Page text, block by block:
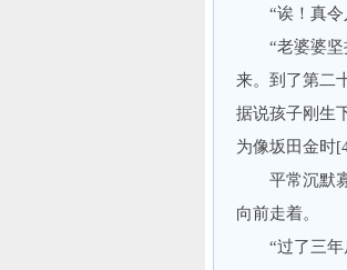
“诶！真令人
“老婆婆坚持
来。到了第二
据说孩子刚生
为像坂田金
平常沉默寡
向前走着。
“过了三年后